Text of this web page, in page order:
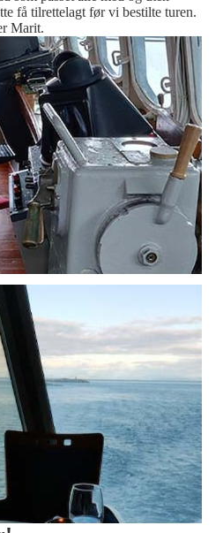
få tilrettelagt før vi bestilte turen.
Marit.